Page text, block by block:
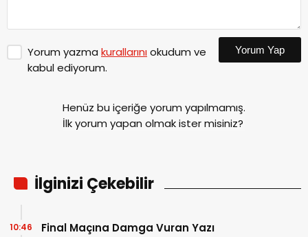
Yorum yazma kurallarınıokudum ve
kabul ediyorum.
Yorum Yap
Henüz bu içeriğe yorum yapılmamış.
İlk yorum yapan olmak ister misiniz?
İlginizi Çekebilir
Final Maçına Damga Vuran Yazı
10:46